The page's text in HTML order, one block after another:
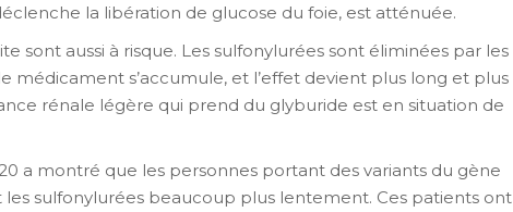
la libération de glucose du foie, est atténuée.
sont aussi à risque. Les sulfonylurées sont éliminées par les
médicament s’accumule, et l’effet devient plus long et plus
rénale légère qui prend du glyburide est en situation de
a montré que les personnes portant des variants du gène
les sulfonylurées beaucoup plus lentement. Ces patients ont